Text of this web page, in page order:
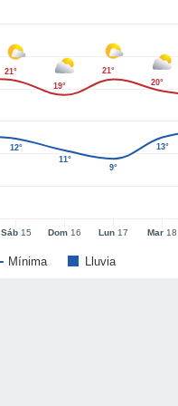
Mínima Lluvia
Sáb15 Dom 16 Lun 17 Mar 18
21°
19°
21°
20°
12°
11°
9°
13°